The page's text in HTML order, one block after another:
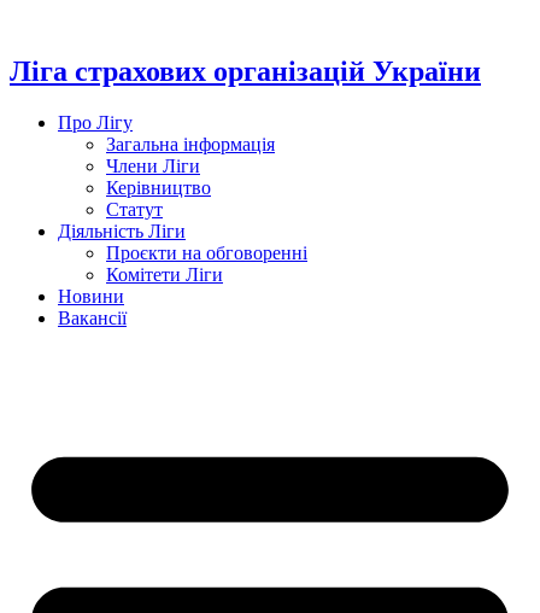
вмісту
Ліга страхових організацій України
Про Лігу
Загальна інформація
Члени Ліги
Керівництво
Статут
Діяльність Ліги
Проєкти на обговоренні
Комітети Ліги
Новини
Вакансії